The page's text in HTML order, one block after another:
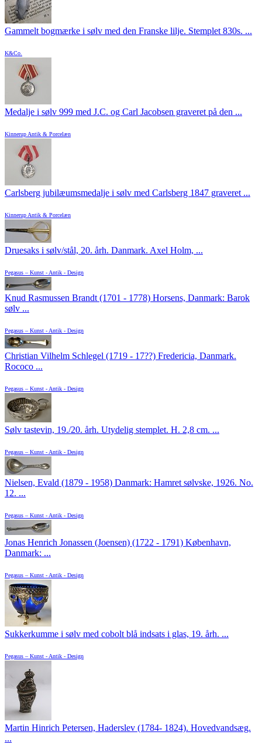
Gammelt bogmærke i sølv med den Franske lilje. Stemplet 830s. ...
K&Co.
Medalje i sølv 999 med J.C. og Carl Jacobsen graveret på den ...
Kinnerup Antik & Porcelæn
Carlsberg jubilæumsmedalje i sølv med Carlsberg 1847 graveret ...
Kinnerup Antik & Porcelæn
Druesaks i sølv/stål, 20. årh. Danmark. Axel Holm, ...
Pegasus – Kunst - Antik - Design
Knud Rasmussen Brandt (1701 - 1778) Horsens, Danmark: Barok
sølv ...
Pegasus – Kunst - Antik - Design
Christian Vilhelm Schlegel (1719 - 17??) Fredericia, Danmark.
Rococo ...
Pegasus – Kunst - Antik - Design
Sølv tastevin, 19./20. årh. Utydelig stemplet. H. 2,8 cm. ...
Pegasus – Kunst - Antik - Design
Nielsen, Evald (1879 - 1958) Danmark: Hamret sølvske, 1926. No.
12. ...
Pegasus – Kunst - Antik - Design
Jonas Henrich Jonassen (Joensen) (1722 - 1791) København,
Danmark: ...
Pegasus – Kunst - Antik - Design
Sukkerkumme i sølv med cobolt blå indsats i glas, 19. årh. ...
Pegasus – Kunst - Antik - Design
Martin Hinrich Petersen, Haderslev (1784- 1824). Hovedvandsæg.
...